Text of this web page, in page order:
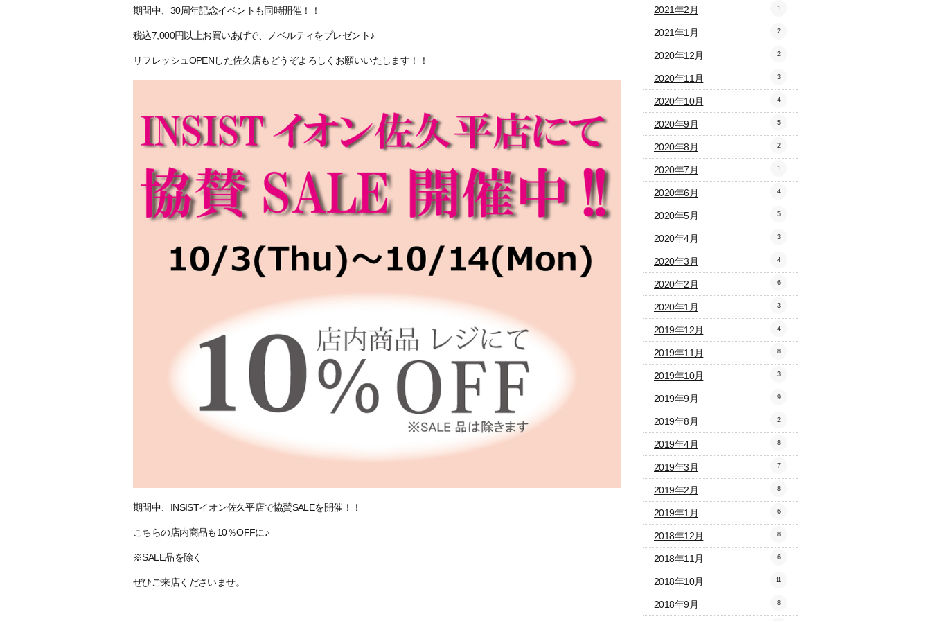
期間中、30周年記念イベントも同時開催！！
税込7,000円以上お買いあげで、ノベルティをプレゼント♪
リフレッシュOPENした佐久店もどうぞよろしくお願いいたします！！
期間中、INSISTイオン佐久平店で協賛SALEを開催！！
こちらの店内商品も10％OFFに♪
※SALE品を除く
ぜひご来店くださいませ。
2021年2月 1
2021年1月 2
2020年12月 2
2020年11月 3
2020年10月 4
2020年9月 5
2020年8月 2
2020年7月 1
2020年6月 4
2020年5月 5
2020年4月 3
2020年3月 4
2020年2月 6
2020年1月 3
2019年12月 4
2019年11月 8
2019年10月 3
2019年9月 9
2019年8月 2
2019年4月 8
2019年3月 7
2019年2月 8
2019年1月 6
2018年12月 8
2018年11月 6
2018年10月 11
2018年9月 8